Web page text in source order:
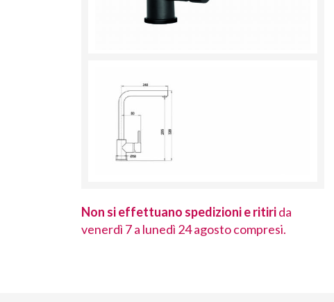
Non si effettuano spedizioni e ritirida
venerdì 7 a lunedì 24 agosto compresi.